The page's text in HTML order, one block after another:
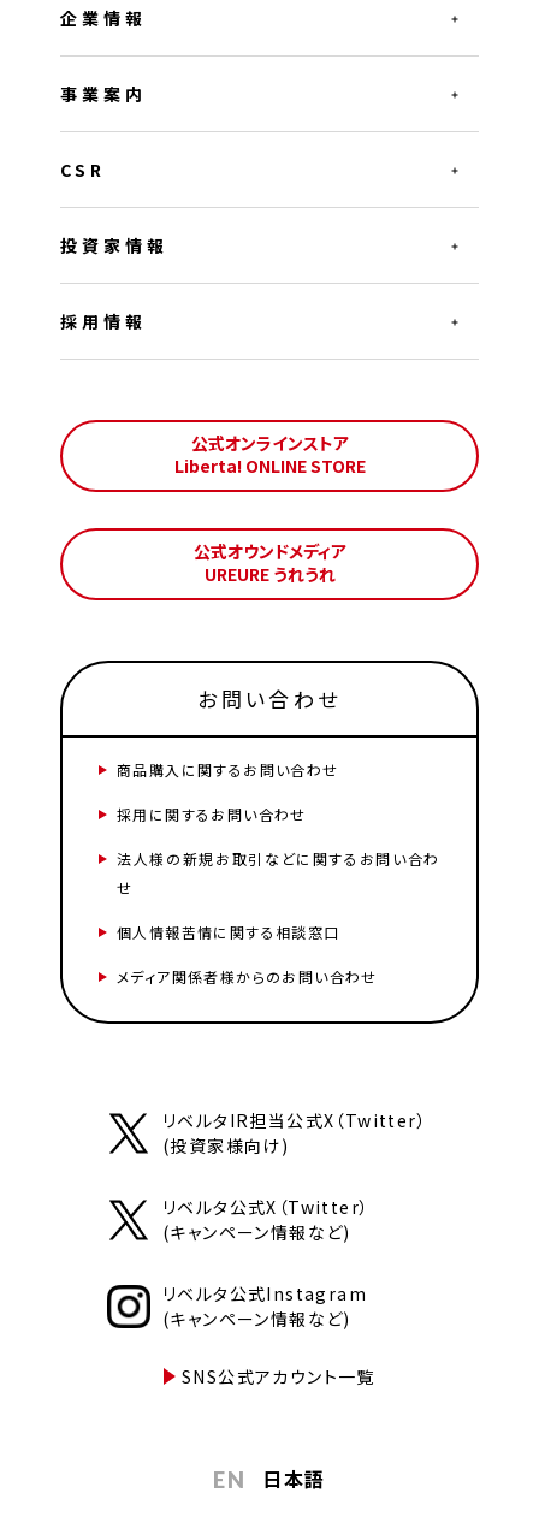
企業情報
事業案内
CSR
投資家情報
採用情報
公式オンラインストア
Liberta! ONLINE STORE
公式オウンドメディア
UREURE うれうれ
お問い合わせ
商品購入に関するお問い合わせ
採用に関するお問い合わせ
法人様の新規お取引などに関するお問い合わ
せ
個人情報苦情に関する相談窓口
メディア関係者様からのお問い合わせ
リベルタIR担当公式X（Twitter）
(投資家様向け)
リベルタ公式X（Twitter）
(キャンペーン情報など)
リベルタ公式Instagram
(キャンペーン情報など)
SNS公式アカウント一覧
EN 日本語